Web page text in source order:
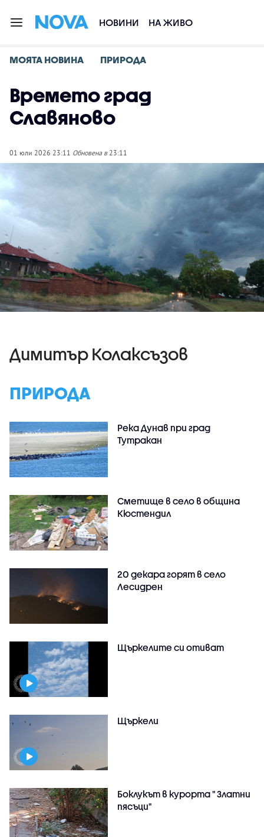
НОВИНИ НА ЖИВО
МОЯТА НОВИНА ПРИРОДА
Времето град
Славяново
01 юли 2026 23:11 Обновена в23:11
Димитър Колаксъзов
ПРИРОДА
Река Дунав при град
Тутракан
Сметище в село в община
Кюстендил
20 декара горят в село
Лесидрен
Щъркелите си отиват
Щъркели
Боклукът в курорта " Златни
пясъци"